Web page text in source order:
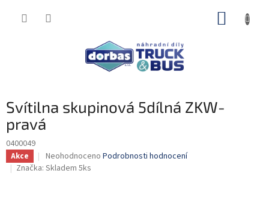
Svítilna skupinová 5dílná ZKW-
pravá
0400049
Akce
Průměrné
hodnocení
Neohodnoceno Podrobnosti hodnocení
Značka: Skladem 5ks